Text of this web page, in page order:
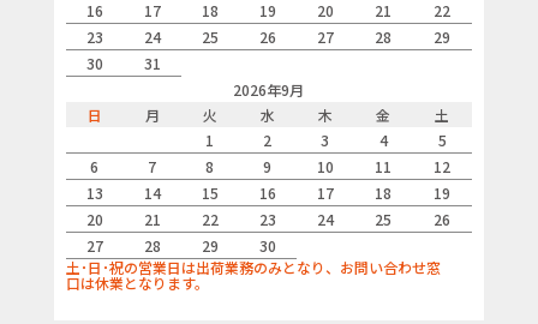
16
17 18 19 20 21
22
23
24 25 26 27 28
29
30
31
2026年9月
日
月 火 水 木 金
土
1
2 3 4
5
6
7 8 9 10 11
12
13
14 15 16 17 18
19
20
21 22 23 24 25
26
27
28 29
30
土･日･祝の営業日は出荷業務のみとなり、お問い合わせ窓
口は休業となります。